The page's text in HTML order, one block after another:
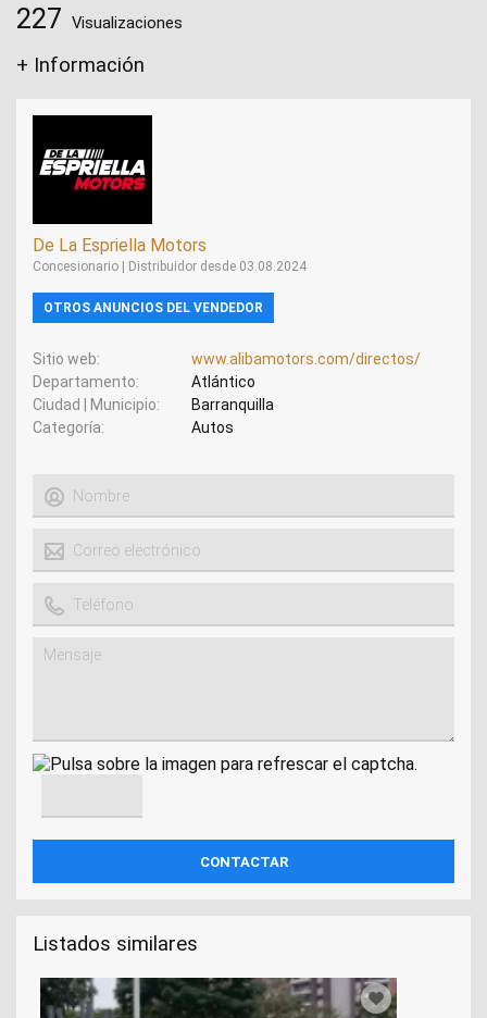
Listados similares
227 Visualizaciones
+ Información
De La Espriella Motors
Concesionario | Distribuidor desde 03.08.2024
OTROS ANUNCIOS DEL VENDEDOR
Sitio web
www.alibamotors.com/directos/
Departamento
Atlántico
Ciudad | Municipio
Barranquilla
Categoría
Autos